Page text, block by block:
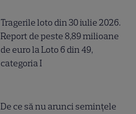
Tragerile loto din 30 iulie 2026.
Report de peste 8,89 milioane
de euro la Loto 6 din 49,
categoria I
De ce să nu arunci semințele